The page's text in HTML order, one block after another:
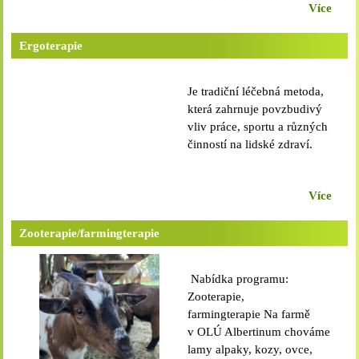
cíle a plány
CÍLE TRANSFORMACE V
ALBERTINUM, OLÚ,
ŽAMBERKPoskytovat
psychiatrickou terénní péči
psychiatrické sestry.Rozšířit
s rozšířenou
péčí.Transformovat část
všeobecných
psychiatrických lůžek na
budově bývalé Lékařské
telefonu: +420 601 129
mailu: stacionar@albertinum.cz,
našich služeb je uvedena na
přiloženém letáku.
Více
Ergoterapie
Je tradiční léčebná metoda,
která zahrnuje povzbudivý
vliv práce, sportu a různých
činností na lidské zdraví.
Více
Zooterapie/farmingterapie
Nabídka programu:
Zooterapie,
farmingterapie Na farmě
v OLÚ Albertinum chováme
lamy alpaky, kozy, ovce,